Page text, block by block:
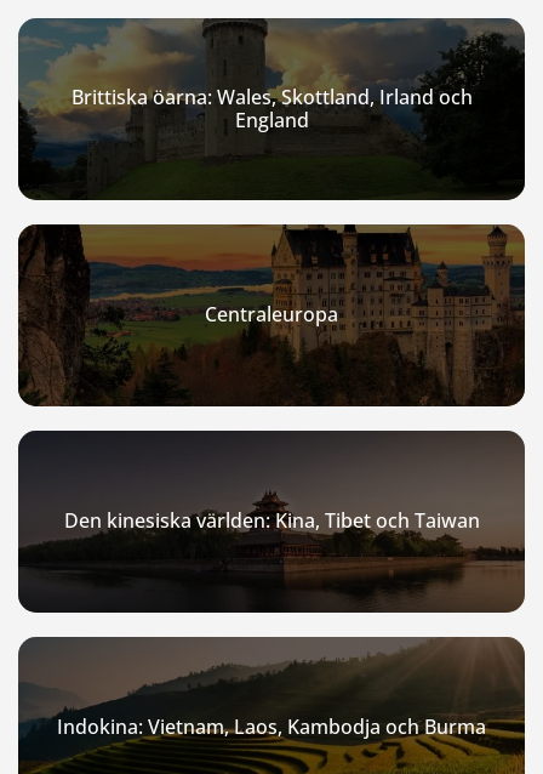
Brittiska öarna: Wales, Skottland, Irland och
England
Centraleuropa
Den kinesiska världen: Kina, Tibet och Taiwan
Indokina: Vietnam, Laos, Kambodja och Burma